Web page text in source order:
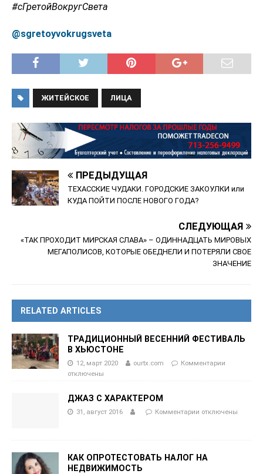
#сГретойВокругСвета
@sgretoyvokrugsveta
ЖИТЕЙСКОЕ ЛИЦА
ПРЕДЫДУЩАЯ
ТЕХАССКИЕ ЧУДАКИ. ГОРОДСКИЕ ЗАКОУЛКИ или
КУДА ПОЙТИ ПОСЛЕ НОВОГО ГОДА?
СЛЕДУЮЩАЯ
«ТАК ПРОХОДИТ МИРСКАЯ СЛАВА» – ОДИННАДЦАТЬ МИРОВЫХ
МЕГАПОЛИСОВ, КОТОРЫЕ ОБЕДНЕЛИ И ПОТЕРЯЛИ СВОЕ
ЗНАЧЕНИЕ
RELATED ARTICLES
ТРАДИЦИОННЫЙ ВЕСЕННИЙ ФЕСТИВАЛЬ
В ХЬЮСТОНЕ
12, март 2020 ourtx.com
Комментарии
отключены
ДЖАЗ С ХАРАКТЕРОМ
31, август 2016 Комментарии отключены
КАК ОПРОТЕСТОВАТЬ НАЛОГ НА
НЕДВИЖИМОСТЬ